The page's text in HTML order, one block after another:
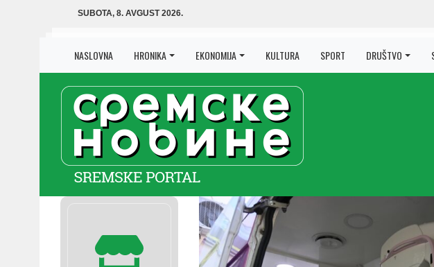
SUBOTA, 8. AVGUST 2026.
NASLOVNA HRONIKA EKONOMIJA KULTURA SPORT DRUŠTVO